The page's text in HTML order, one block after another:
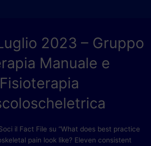
2023 – Gruppo
Manuale e
Fisioterapia
il Fact File su “What does best practice
pain look like? Eleven consistent